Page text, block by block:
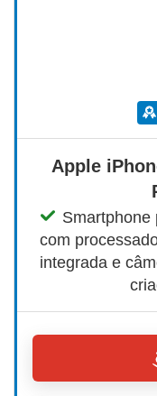
Apple
Smartphone
com
integrada e